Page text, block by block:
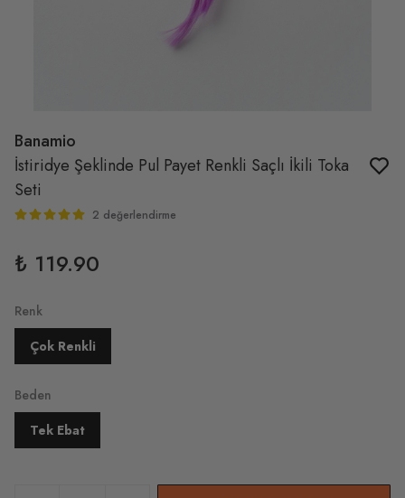
Banamio
İstiridye Şeklinde Pul Payet Renkli Saçlı İkili Toka
Seti
2 değerlendirme
₺ 119.90
Renk
Çok Renkli
Beden
Tek Ebat